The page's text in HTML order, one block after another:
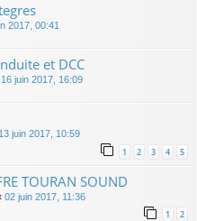
2017, 00:41
et DCC
16 juin 2017, 16:09
13 juin 2017, 10:59
1 2 3 4 5
TOURAN SOUND
02 juin 2017, 11:36
1 2